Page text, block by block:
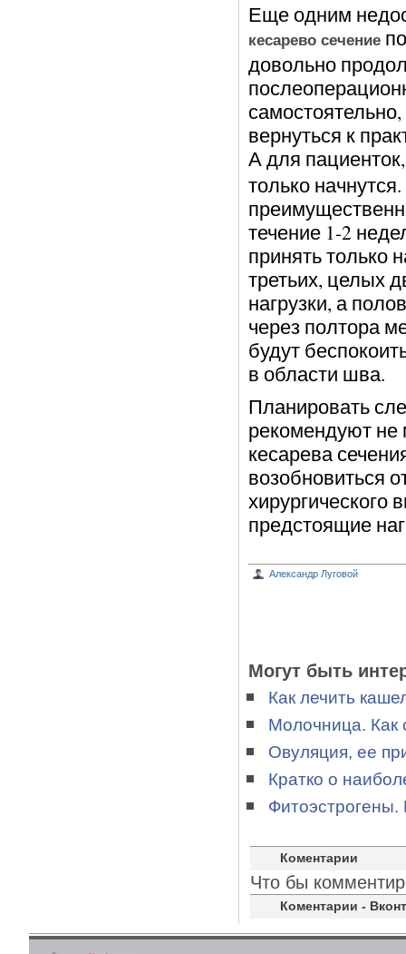
Еще одним
кесарево сечение
довольно
вернуться к
А для
только
течение 1-2
принять только
третьих, целых
нагрузки, а
через полтора
будут
в области шва.
Планировать
рекомендуют не
кесарева
возобновиться
хирургического
предстоящие
Александр Луговой
Могут быть
Как лечить
Молочница. Как
Овуляция, ее
Кратко о
Коментарии
Что бы
Коментарии -